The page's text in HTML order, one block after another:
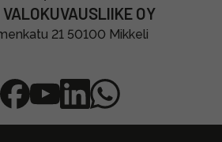
OY
21 50100 Mikkeli